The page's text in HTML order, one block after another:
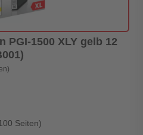
PGI-1500 XLY gelb 12
Seiten)